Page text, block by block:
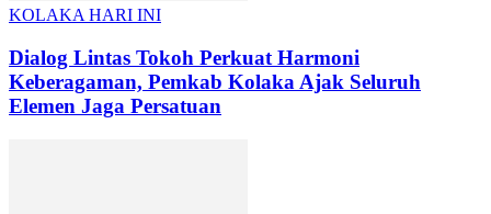
KOLAKA HARI INI
Dialog Lintas Tokoh Perkuat Harmoni
Keberagaman, Pemkab Kolaka Ajak Seluruh
Elemen Jaga Persatuan